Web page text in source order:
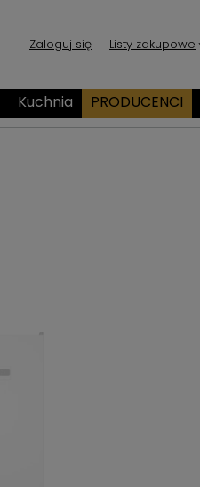
Zaloguj się Listy zakupowe
Kuchnia PRODUCENCI